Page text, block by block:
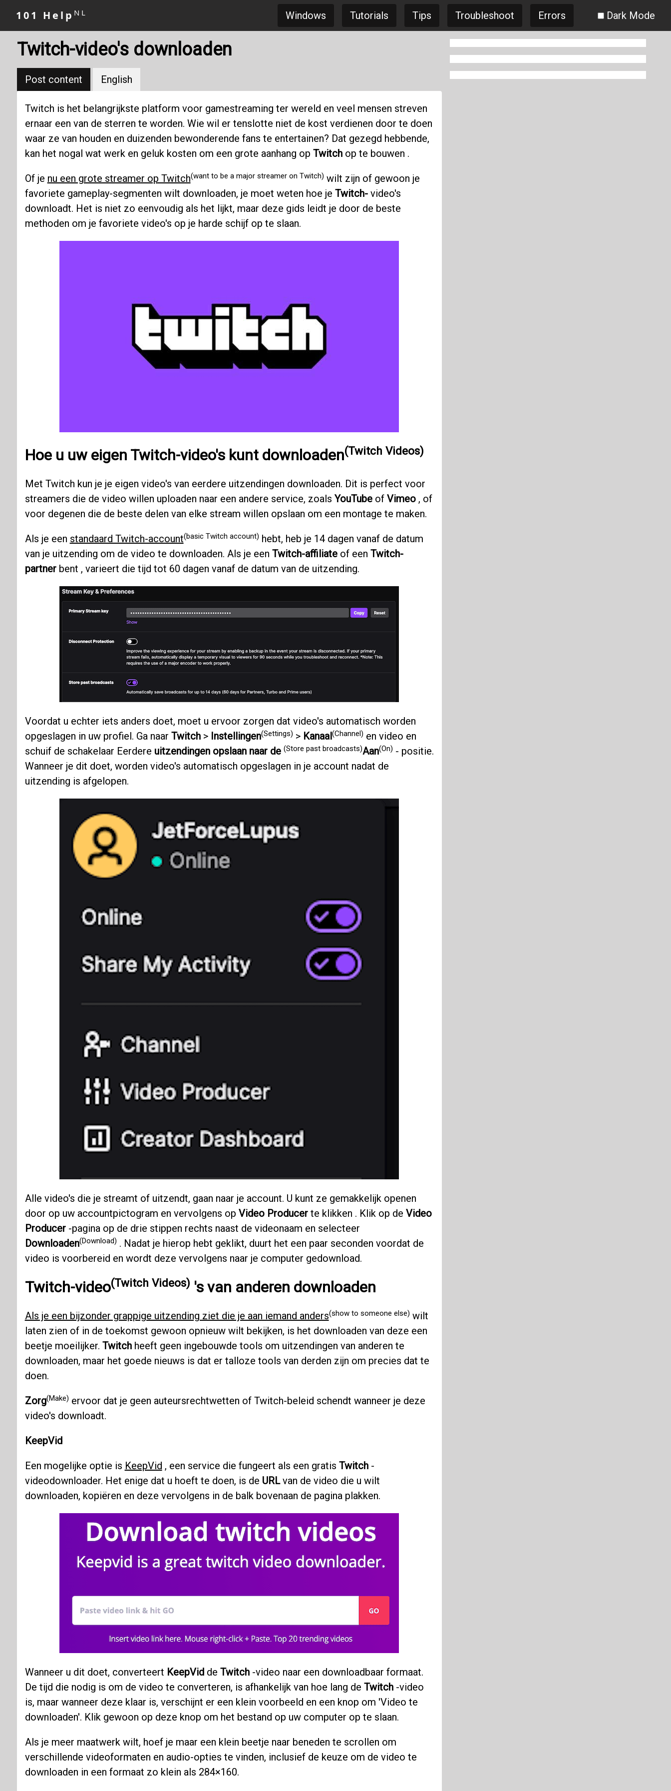
101 Help NL Windows Tutorials Tips Troubleshoot Errors Dark Mode
Twitch-video's downloaden
Post content English
Twitch is het belangrijkste platform voor gamestreaming ter wereld en veel mensen streven
ernaar een van de sterren te worden. Wie wil er tenslotte niet de kost verdienen door te doen
waar ze van houden en duizenden bewonderende fans te entertainen? Dat gezegd hebbende,
kan het nogal wat werk en geluk kosten om een ​​grote aanhang op Twitchop te bouwen .
Of je nu een grote streamer op Twitch(want to be a major streamer on Twitch) wilt zijn of gewoon je
favoriete gameplay-segmenten wilt downloaden, je moet weten hoe je Twitch-video's
downloadt. Het is niet zo eenvoudig als het lijkt, maar deze gids leidt je door de beste
methoden om je favoriete video's op je harde schijf op te slaan.
Hoe u uw eigen Twitch-video's kunt downloaden(Twitch Videos)
Met Twitch kun je je eigen video's van eerdere uitzendingen downloaden. Dit is perfect voor
streamers die de video willen uploaden naar een andere service, zoals YouTubeof Vimeo, of
voor degenen die de beste delen van elke stream willen opslaan om een ​​montage te maken.
Als je een standaard Twitch-account(basic Twitch account) hebt, heb je 14 dagen vanaf de datum
van je uitzending om de video te downloaden. Als je een Twitch-affiliateof een Twitch-
partnerbent , varieert die tijd tot 60 dagen vanaf de datum van de uitzending.
Voordat u echter iets anders doet, moet u ervoor zorgen dat video's automatisch worden
opgeslagen in uw profiel. Ga naar Twitch> Instellingen(Settings) > Kanaal(Channel) en video en
schuif de schakelaar Eerdere uitzendingen opslaan naar de (Store past broadcasts)Aan(On) - positie.
Wanneer je dit doet, worden video's automatisch opgeslagen in je account nadat de
uitzending is afgelopen.
Alle video's die je streamt of uitzendt, gaan naar je account. U kunt ze gemakkelijk openen
door op uw accountpictogram en vervolgens op Video Producerte klikken . Klik op de Video
Producer-pagina op de drie stippen rechts naast de videonaam en selecteer
Downloaden(Download) . Nadat je hierop hebt geklikt, duurt het een paar seconden voordat de
video is voorbereid en wordt deze vervolgens naar je computer gedownload.
Twitch-video(Twitch Videos) 's van anderen downloaden
Als je een bijzonder grappige uitzending ziet die je aan iemand anders(show to someone else) wilt
laten zien of in de toekomst gewoon opnieuw wilt bekijken, is het downloaden van deze een
beetje moeilijker. Twitchheeft geen ingebouwde tools om uitzendingen van anderen te
downloaden, maar het goede nieuws is dat er talloze tools van derden zijn om precies dat te
doen.
Zorg(Make) ervoor dat je geen auteursrechtwetten of Twitch-beleid schendt wanneer je deze
video's downloadt.
KeepVid
Een mogelijke optie is KeepVid , een service die fungeert als een gratis Twitch-
videodownloader. Het enige dat u hoeft te doen, is de URLvan de video die u wilt
downloaden, kopiëren en deze vervolgens in de balk bovenaan de pagina plakken.
Wanneer u dit doet, converteert KeepVidde Twitch-video naar een downloadbaar formaat.
De tijd die nodig is om de video te converteren, is afhankelijk van hoe lang de Twitch-video
is, maar wanneer deze klaar is, verschijnt er een klein voorbeeld en een knop om 'Video te
downloaden'. Klik gewoon op deze knop om het bestand op uw computer op te slaan.
Als je meer maatwerk wilt, hoef je maar een klein beetje naar beneden te scrollen om
verschillende videoformaten en audio-opties te vinden, inclusief de keuze om de video te
downloaden in een formaat zo klein als 284×160.